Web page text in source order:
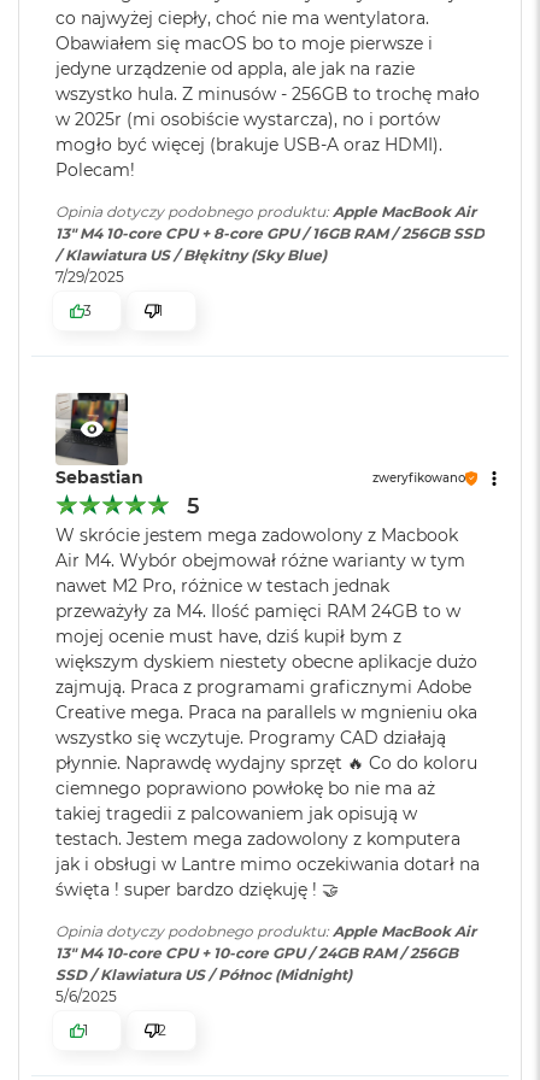
o
o
k
A
i
r
P
ó
n
o
c
o
o
k
A
i
r
S
r
e
b
r
n
y
M
a
c
B
o
o
k
A
i
r
ł
o
t
y
tym Microsoft 365, Adobe Creative Cloud i Google
Workspace, pędzą w macOS jak nigdy
• KTO KOCHA IPHONE’A, POKOCHA I MACA– Mac świetnie
dogaduje się z każdym urządzeniem Apple. Razem potrafią
zdziałać cuda. Możesz skopiować coś na iPhonie i wkleić to
na Macu. Albo odebrać na Macu połączenie FaceTime i
Wyświetlacz Liquid Retina
Wyświetlacz o przekątnej 13,6 cala z podświetleniem LED, w
technologii IPS1
Rozdzielczość natywna 2560 na 1664 piksele przy 224 pikselach na
Jasność 500 nitów
Kolory
Możliwość wyświetlania miliarda kolorów
Szeroka gama kolorów (P3)
Technologia True Tone
Chip
Apple M4
rdzeniami energooszczędnymii
Model karty
graficznej:
Apple M4 (10-rdzeniowy GPU)
Rodzaje wejść /
MagSafe 3
Moduł Bluetooth
Czytnik kart
pamięci:
Karta sieciowa
bezprzewodowa
WLAN
Wi-Fi 6E (802.11ax)
Kamera
internetowa
:
Kamera 12MP Center Stage z
obsługą funkcji Widok blatu
Bateria Litowo-polimerowa
Pojemność baterii: 53,8 Wh
Szacunkowy czas
pracy na baterii:
do 18h
co najwyżej ciepły, choć nie ma wentylatora.
Obawiałem się macOS bo to moje pierwsze i
jedyne urządzenie od appla, ale jak na razie
wszystko hula. Z minusów - 256GB to trochę mało
w 2025r (mi osobiście wystarcza), no i portów
mogło być więcej (brakuje USB-A oraz HDMI).
Polecam!
Opinia dotyczy podobnego produktu:Apple MacBook Air
13" M4 10-core CPU + 8-core GPU / 16GB RAM / 256GB SSD
/ Klawiatura US / Błękitny (Sky Blue)
7/29/2025
3
1
Sebastian zweryfikowano
5
W skrócie jestem mega zadowolony z Macbook
Air M4. Wybór obejmował różne warianty w tym
nawet M2 Pro, różnice w testach jednak
przeważyły za M4. Ilość pamięci RAM 24GB to w
mojej ocenie must have, dziś kupił bym z
większym dyskiem niestety obecne aplikacje dużo
zajmują. Praca z programami graficznymi Adobe
Creative mega. Praca na parallels w mgnieniu oka
wszystko się wczytuje. Programy CAD działają
płynnie. Naprawdę wydajny sprzęt 🔥 Co do koloru
ciemnego poprawiono powłokę bo nie ma aż
takiej tragedii z palcowaniem jak opisują w
testach. Jestem mega zadowolony z komputera
jak i obsługi w Lantre mimo oczekiwania dotarł na
święta ! super bardzo dziękuję ! 🤝
Opinia dotyczy podobnego produktu:Apple MacBook Air
13" M4 10-core CPU + 10-core GPU / 24GB RAM / 256GB
SSD / Klawiatura US / Północ (Midnight)
5/6/2025
1
2